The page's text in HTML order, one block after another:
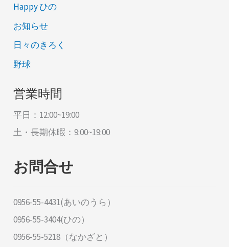
Happy ひの
お知らせ
日々のきろく
野球
営業時間
平日：12:00~19:00
土・長期休暇：9:00~19:00
お問合せ
0956-55-4431(あいのうら）
0956-55-3404(ひの）
0956-55-5218（なかざと）